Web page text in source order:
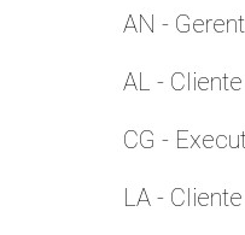
AN -
AL -
CG -
LA -